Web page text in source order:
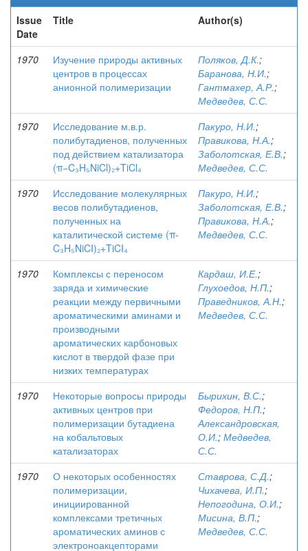
Issue
Date
Title Author(s)
1970
Изучение природы активных
центров в процессах
анионной полимеризации
Поляков, Д.К.;
Баранова, Н.И.;
Гантмахер, А.Р.;
Медведев, С.С.
1970
Исследование м.в.р.
полибутадиенов, полученных
под действием катализатора
(π−C₃H₅NiCl)₂+TiCl₄
Пакуро, Н.И.;
Правикова, Н.А.;
Заболотская, Е.В.;
Медведев, С.С.
1970
Исследование молекулярных
весов полибутадиенов,
полученных на
каталитической системе (π-
C₃H₅NiCI)₂+TiCI₄
Пакуро, Н.И.;
Заболотская, Е.В.;
Правикова, Н.А.;
Медведев, С.С.
1970
Комплексы с переносом
заряда и химические
реакции между первичными
ароматическими аминами и
производными
ароматических карбоновых
кислот в твердой фазе при
низких температурах
Кардаш, И.Е.;
Глухоедов, Н.П.;
Праведников, А.Н.;
Медведев, С.С.
1970
Некоторые вопросы природы
активных центров при
полимеризации бутадиена
на кобальтовых
катализаторах
Бырихин, В.С.;
Федоров, Н.П.;
Александровская,
О.И.; Медведев,
С.С.
1970
О некоторых особенностях
полимеризации,
инициированной
комплексами третичных
ароматических аминов с
электроноакцепторами
Ставрова, С.Д.;
Чихачева, И.П.;
Непогодина, О.И.;
Мисина, В.П.;
Медведев, С.С.